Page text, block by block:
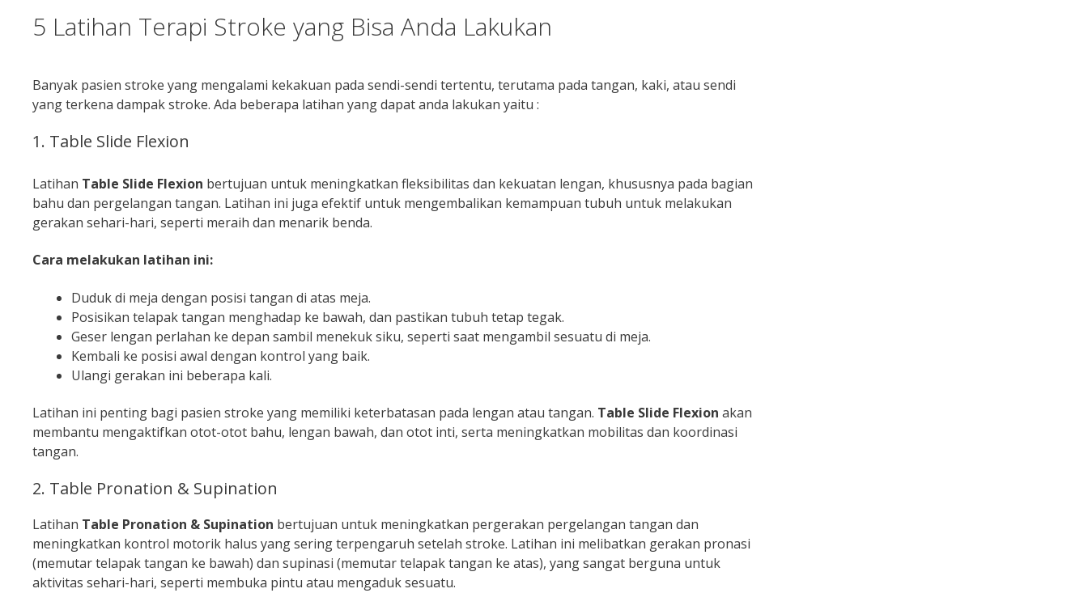
5 Latihan Terapi Stroke yang Bisa Anda Lakukan
Banyak pasien stroke yang mengalami kekakuan pada sendi-sendi tertentu, terutama pada tangan, kaki, atau sendi
yang terkena dampak stroke. Ada beberapa latihan yang dapat anda lakukan yaitu :
1. Table Slide Flexion
Latihan Table Slide Flexion bertujuan untuk meningkatkan fleksibilitas dan kekuatan lengan, khususnya pada bagian
bahu dan pergelangan tangan. Latihan ini juga efektif untuk mengembalikan kemampuan tubuh untuk melakukan
gerakan sehari-hari, seperti meraih dan menarik benda.
Cara melakukan latihan ini:
Duduk di meja dengan posisi tangan di atas meja.
Posisikan telapak tangan menghadap ke bawah, dan pastikan tubuh tetap tegak.
Geser lengan perlahan ke depan sambil menekuk siku, seperti saat mengambil sesuatu di meja.
Kembali ke posisi awal dengan kontrol yang baik.
Ulangi gerakan ini beberapa kali.
Latihan ini penting bagi pasien stroke yang memiliki keterbatasan pada lengan atau tangan. Table Slide Flexion akan
membantu mengaktifkan otot-otot bahu, lengan bawah, dan otot inti, serta meningkatkan mobilitas dan koordinasi
tangan.
2. Table Pronation & Supination
Latihan Table Pronation & Supination bertujuan untuk meningkatkan pergerakan pergelangan tangan dan
meningkatkan kontrol motorik halus yang sering terpengaruh setelah stroke. Latihan ini melibatkan gerakan pronasi
(memutar telapak tangan ke bawah) dan supinasi (memutar telapak tangan ke atas), yang sangat berguna untuk
aktivitas sehari-hari, seperti membuka pintu atau mengaduk sesuatu.